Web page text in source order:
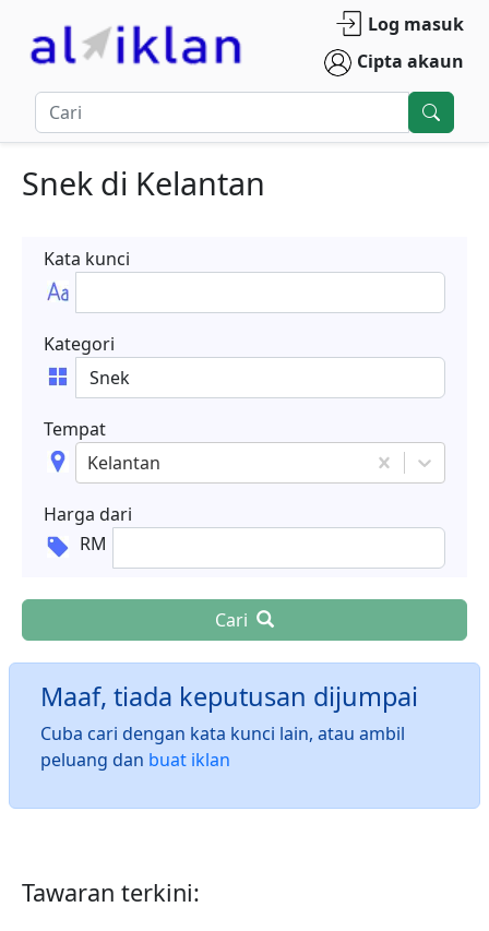
Log masuk
Cipta akaun
Snek di Kelantan
Kata kunci
Kategori
Tempat
Kelantan
Harga dari
RM
Cari
Maaf, tiada keputusan dijumpai
Cuba cari dengan kata kunci lain, atau ambil
peluang dan buat iklan
Tawaran terkini: